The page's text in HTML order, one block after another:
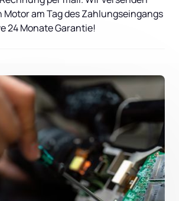
am Tag des Zahlungseingangs
24 Monate Garantie!